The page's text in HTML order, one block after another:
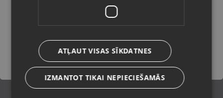
Stāvoklis Ilgstoši lietots (Garantija 14 dienas)
80.00
3.64€/mēn.
Saglabāt
ATĻAUT VISAS SĪKDATNES
IZMANTOT TIKAI NEPIECIEŠAMĀS